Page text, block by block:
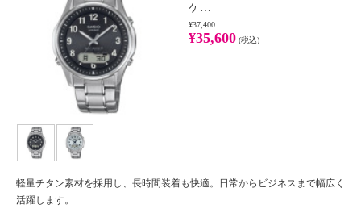
ケ…
¥37,400
¥35,600 (税込)
軽量チタン素材を採用し、長時間装着も快適。日常からビジネスまで幅広く
活躍します。